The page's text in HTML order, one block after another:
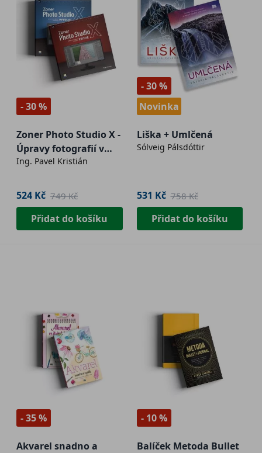
- 30 %
Zoner Photo Studio X -
Úpravy fotografií v
modulu Vyvolat a
Ing. Pavel Kristián
524 Kč 749 Kč
Přidat do košíku
- 30 %
Novinka
Liška + Umlčená
Sólveig Pálsdóttir
531 Kč 758 Kč
Přidat do košíku
- 35 %
Akvarel snadno a
- 10 %
Balíček Metoda Bullet